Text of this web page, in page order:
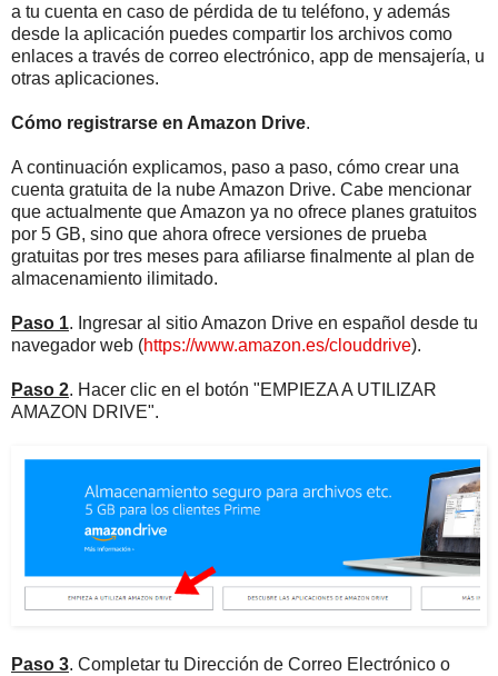
a tu cuenta en caso de pérdida de tu teléfono, y además
desde la aplicación puedes compartir los archivos como
enlaces a través de correo electrónico, app de mensajería, u
otras aplicaciones.
Cómo registrarse en Amazon Drive.
A continuación explicamos, paso a paso, cómo crear una
cuenta gratuita de la nube Amazon Drive. Cabe mencionar
que actualmente que Amazon ya no ofrece planes gratuitos
por 5 GB, sino que ahora ofrece versiones de prueba
gratuitas por tres meses para afiliarse finalmente al plan de
almacenamiento ilimitado.
Paso 1. Ingresar al sitio Amazon Drive en español desde tu
navegador web (https://www.amazon.es/clouddrive).
Paso 2. Hacer clic en el botón "EMPIEZA A UTILIZAR
AMAZON DRIVE".
Paso 3. Completar tu Dirección de Correo Electrónico o